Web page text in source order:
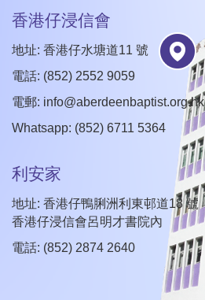
香港仔浸信會
地址: 香港仔水塘道11 號
電話: (852) 2552 9059
電郵: info@aberdeenbaptist.org.hk
Whatsapp: (852) 6711 5364
利安家
地址: 香港仔鴨脷洲利東邨道18 號
香港仔浸信會呂明才書院內
電話: (852) 2874 2640